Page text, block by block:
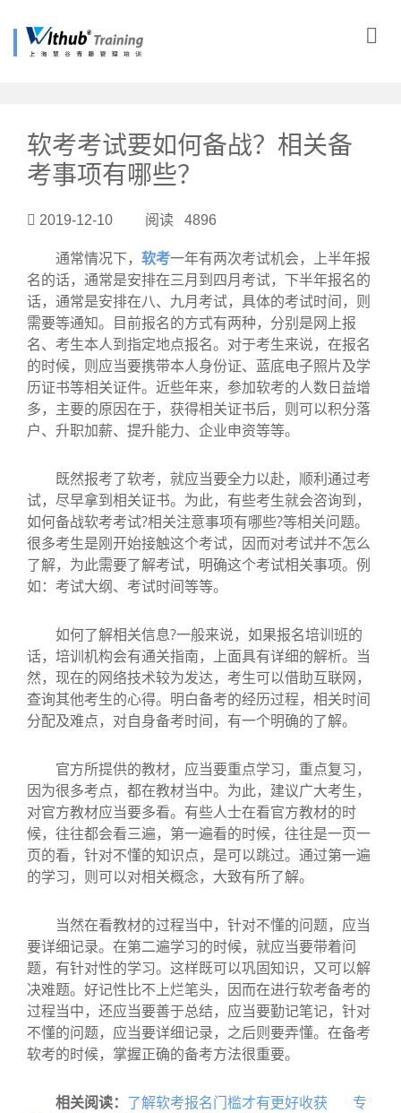
软考考试要如何备战？相关备
考事项有哪些？
2019-12-10 阅读 4896
通常情况下， 软考一年有两次考试机会，上半年报
名的话，通常是安排在三月到四月考试，下半年报名的
话，通常是安排在八、九月考试，具体的考试时间，则
需要等通知。目前报名的方式有两种，分别是网上报
名、考生本人到指定地点报名。对于考生来说，在报名
的时候，则应当要携带本人身份证、蓝底电子照片及学
历证书等相关证件。近些年来，参加软考的人数日益增
多，主要的原因在于，获得相关证书后，则可以积分落
户、升职加薪、提升能力、企业申资等等。
既然报考了软考，就应当要全力以赴，顺利通过考
试，尽早拿到相关证书。为此，有些考生就会咨询到，
如何备战软考考试?相关注意事项有哪些?等相关问题。
很多考生是刚开始接触这个考试，因而对考试并不怎么
了解，为此需要了解考试，明确这个考试相关事项。例
如：考试大纲、考试时间等等。
如何了解相关信息?一般来说，如果报名培训班的
话，培训机构会有通关指南，上面具有详细的解析。当
然，现在的网络技术较为发达，考生可以借助互联网，
查询其他考生的心得。明白备考的经历过程，相关时间
分配及难点，对自身备考时间，有一个明确的了解。
官方所提供的教材，应当要重点学习，重点复习，
因为很多考点，都在教材当中。为此，建议广大考生，
对官方教材应当要多看。有些人士在看官方教材的时
候，往往都会看三遍，第一遍看的时候，往往是一页一
页的看，针对不懂的知识点，是可以跳过。通过第一遍
的学习，则可以对相关概念，大致有所了解。
当然在看教材的过程当中，针对不懂的问题，应当
要详细记录。在第二遍学习的时候，就应当要带着问
题，有针对性的学习。这样既可以巩固知识，又可以解
决难题。好记性比不上烂笔头，因而在进行软考备考的
过程当中，还应当要善于总结，应当要勤记笔记，针对
不懂的问题，应当要详细记录，之后则要弄懂。在备考
软考的时候，掌握正确的备考方法很重要。
相关阅读： 了解软考报名门槛才有更好收获
专